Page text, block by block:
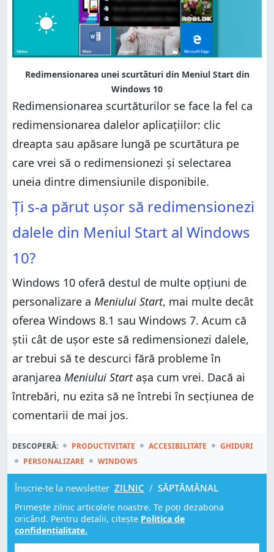
Redimensionarea unei scurtături din Meniul Start din
Windows 10
Redimensionarea scurtăturilor se face la fel ca
redimensionarea dalelor aplicațiilor: clic
dreapta sau apăsare lungă pe scurtătura pe
care vrei să o redimensionezi și selectarea
uneia dintre dimensiunile disponibile.
Ți s-a părut ușor să redimensionezi
dalele din Meniul Start al Windows
10?
Windows 10 oferă destul de multe opțiuni de
personalizare a Meniului Start, mai multe decât
oferea Windows 8.1 sau Windows 7. Acum că
știi cât de ușor este să redimensionezi dalele,
ar trebui să te descurci fără probleme în
aranjarea Meniului Startașa cum vrei. Dacă ai
întrebări, nu ezita să ne întrebi în secțiunea de
comentarii de mai jos.
DESCOPERĂ: PRODUCTIVITATE ACCESIBILITATE
GHIDURI
PERSONALIZARE
WINDOWS
Înscrie-te la newsletter ZILNIC / SĂPTĂMÂNAL
Primește zilnic articolele noastre. Te poți dezabona
oricând. Pentru detalii, citește Politica de
confidențialitate.